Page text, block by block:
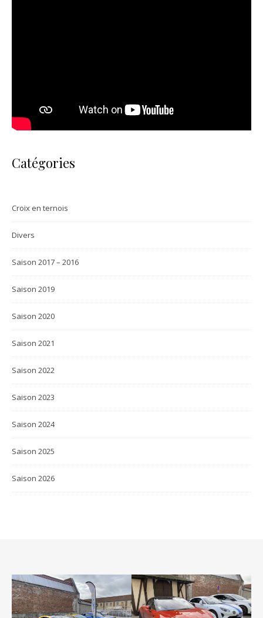
Catégories
Croix en ternois
Divers
Saison 2017 – 2016
Saison 2019
Saison 2020
Saison 2021
Saison 2022
Saison 2023
Saison 2024
Saison 2025
Saison 2026